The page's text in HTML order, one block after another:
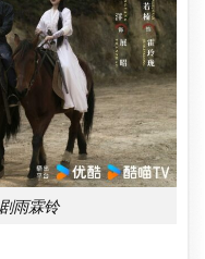
雨霖铃